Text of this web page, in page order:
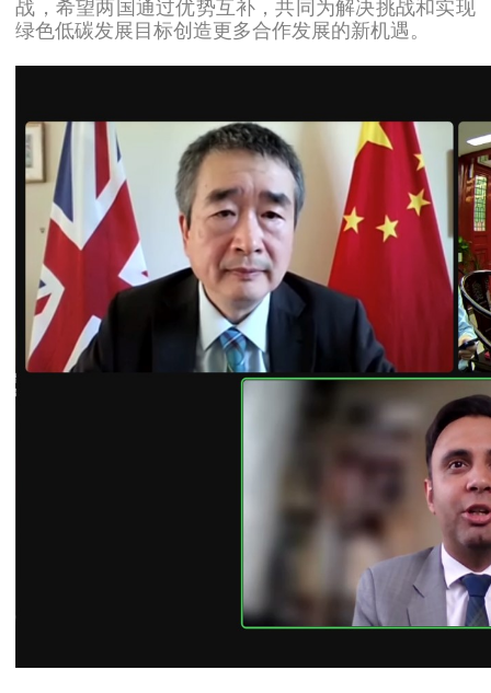
战，希望两国通过优势互补，共同为解决挑战和实现
绿色低碳发展目标创造更多合作发展的新机遇。